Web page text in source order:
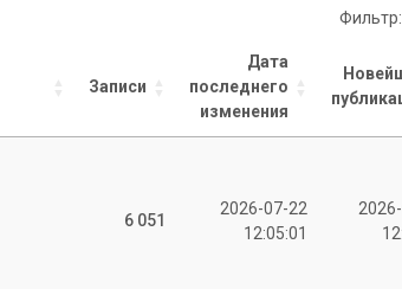
Фильтр:
Записи
Дата
последнего
изменения
6 051
2026-07-22
12:05:01